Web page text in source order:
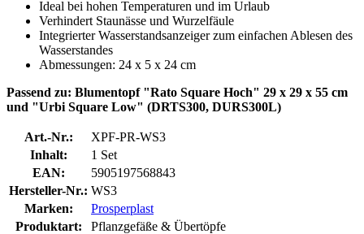
Ideal bei hohen Temperaturen und im Urlaub
Verhindert Staunässe und Wurzelfäule
Integrierter Wasserstandsanzeiger zum einfachen Ablesen des
Wasserstandes
Abmessungen: 24 x 5 x 24 cm
Passend zu: Blumentopf "Rato Square Hoch" 29 x 29 x 55 cm
und "Urbi Square Low" (DRTS300, DURS300L)
Art.-Nr.:
XPF-PR-WS3
Inhalt:
1 Set
EAN:
5905197568843
Hersteller-Nr.: WS3
Marken:
Prosperplast
Produktart:
Pflanzgefäße & Übertöpfe